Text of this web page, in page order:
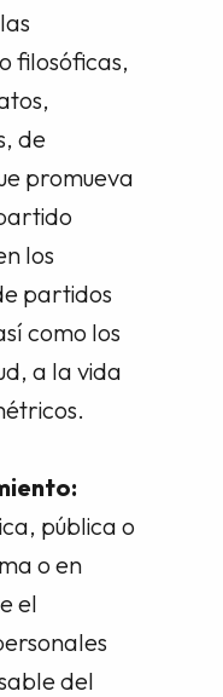
filosóficas,
de
promueva
los
partidos
como los
a la vida
pública o
o en
el
del